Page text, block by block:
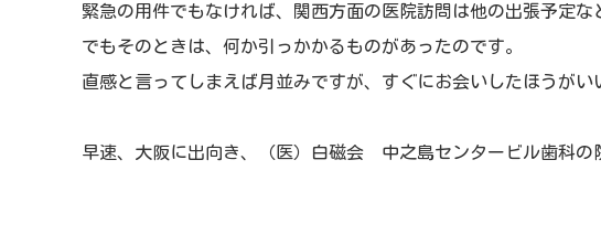
緊急の用件でもなければ、関西方面の医院訪問は他の出張予定
でもそのときは、何か引っかかるものがあったのです。
直感と言ってしまえば月並みですが、すぐにお会いしたほうがい
早速、大阪に出向き、（医）白磁会 中之島センタービル歯科の